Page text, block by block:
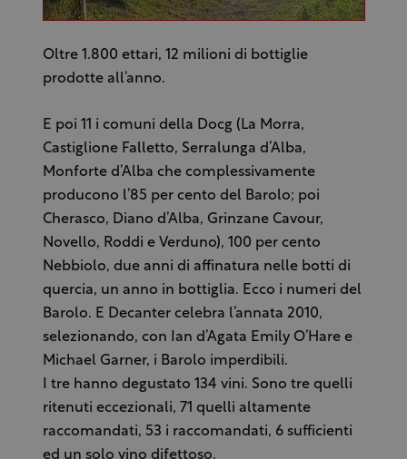
Oltre 1.800 ettari, 12 milioni di bottiglie
prodotte all’anno.
E poi 11 i comuni della Docg (La Morra,
Castiglione Falletto, Serralunga d’Alba,
Monforte d’Alba che complessivamente
producono l’85 per cento del Barolo; poi
Cherasco, Diano d’Alba, Grinzane Cavour,
Novello, Roddi e Verduno), 100 per cento
Nebbiolo, due anni di affinatura nelle botti di
quercia, un anno in bottiglia. Ecco i numeri del
Barolo. E Decanter celebra l’annata 2010,
selezionando, con Ian d’Agata Emily O’Hare e
Michael Garner, i Barolo imperdibili.
I tre hanno degustato 134 vini. Sono tre quelli
ritenuti eccezionali, 71 quelli altamente
raccomandati, 53 i raccomandati, 6 sufficienti
ed un solo vino difettoso.